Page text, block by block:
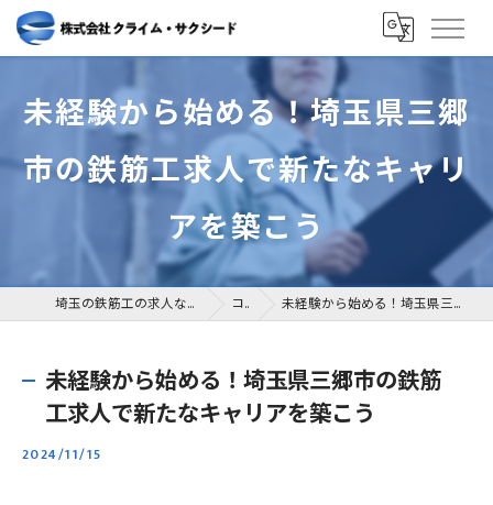
未経験から始める！埼玉県三郷
市の鉄筋工求人で新たなキャリ
アを築こう
埼玉の鉄筋工の求人なら株式会社クライム・サクシード コラム 未経験から始める！埼玉県三郷市の鉄筋工求人で新たなキャリアを築こう
未経験から始める！埼玉県三郷市の鉄筋
工求人で新たなキャリアを築こう
2024/11/15